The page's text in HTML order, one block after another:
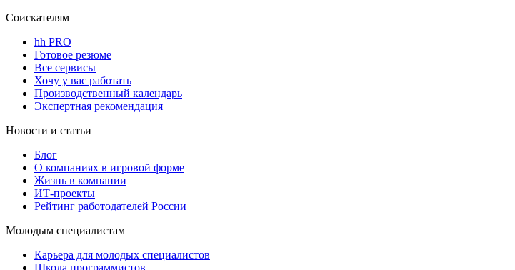
Соискателям
hh PRO
Готовое резюме
Все сервисы
Хочу у вас работать
Производственный календарь
Экспертная рекомендация
Новости и статьи
Блог
О компаниях в игровой форме
Жизнь в компании
ИТ-проекты
Рейтинг работодателей России
Молодым специалистам
Карьера для молодых специалистов
Школа программистов